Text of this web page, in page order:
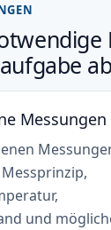
Messungen
und